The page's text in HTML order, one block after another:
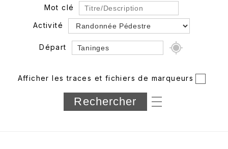
Mot clé
Activité
Départ
Département
Longueur min/max
Afficher les traces et fichiers de marqueurs